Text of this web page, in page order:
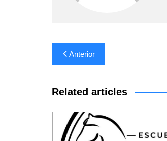
Navegación
de
entradas
Anterior
Related articles